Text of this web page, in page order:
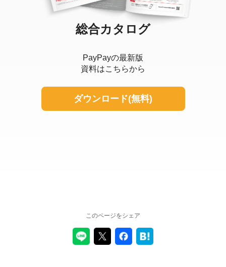
総合カタログ
PayPayの最新版
資料はこちらから
ダウンロード(無料)
このページをシェア